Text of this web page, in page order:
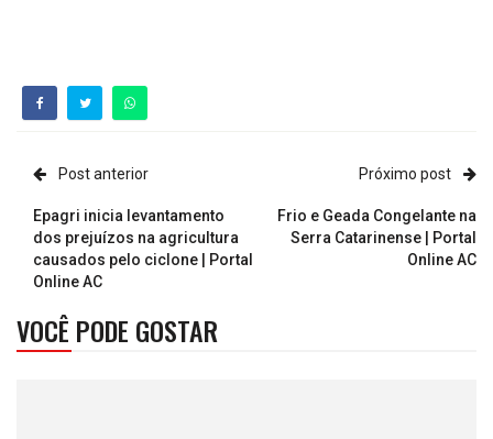
Post anterior
Epagri inicia levantamento
dos prejuízos na agricultura
causados pelo ciclone | Portal
Online AC
Próximo post
Frio e Geada Congelante na
Serra Catarinense | Portal
Online AC
VOCÊ PODE GOSTAR